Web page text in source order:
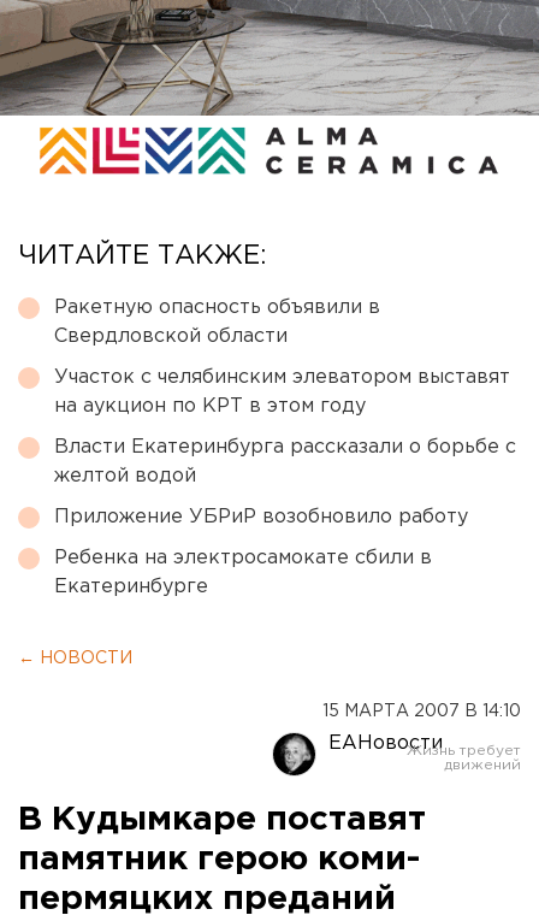
ЧИТАЙТЕ ТАКЖЕ:
Ракетную опасность объявили в
Свердловской области
Участок с челябинским элеватором выставят
на аукцион по КРТ в этом году
Власти Екатеринбурга рассказали о борьбе с
желтой водой
Приложение УБРиР возобновило работу
Ребенка на электросамокате сбили в
Екатеринбурге
← НОВОСТИ
15 МАРТА 2007 В 14:10
ЕАНовости
В Кудымкаре поставят
памятник герою коми-
пермяцких преданий